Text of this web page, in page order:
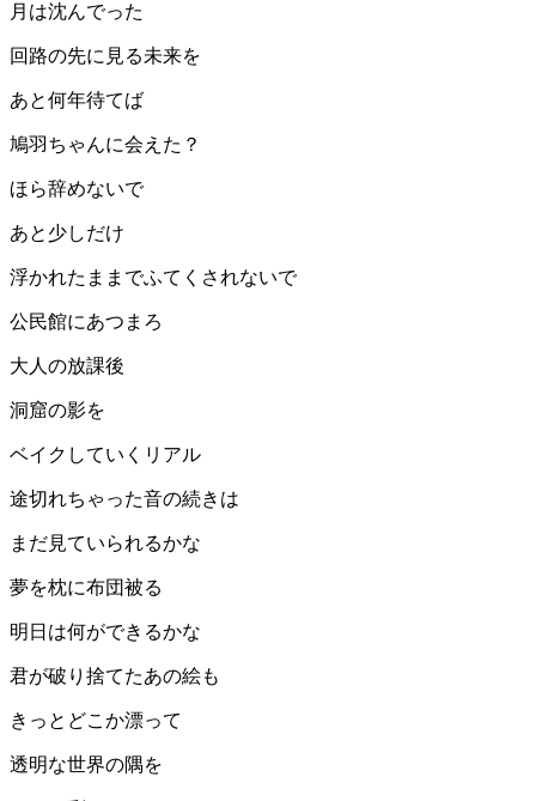
月は沈んでった
回路の先に見る未来を
あと何年待てば
鳩羽ちゃんに会えた？
ほら辞めないで
あと少しだけ
浮かれたままでふてくされないで
公民館にあつまろ
大人の放課後
洞窟の影を
ベイクしていくリアル
途切れちゃった音の続きは
まだ見ていられるかな
夢を枕に布団被る
明日は何ができるかな
君が破り捨てたあの絵も
きっとどこか漂って
透明な世界の隅を